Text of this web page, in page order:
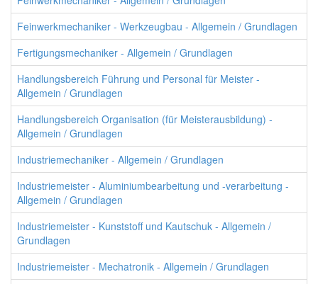
Feinwerkmechaniker - Werkzeugbau - Allgemein / Grundlagen
Fertigungsmechaniker - Allgemein / Grundlagen
Handlungsbereich Führung und Personal für Meister -
Allgemein / Grundlagen
Handlungsbereich Organisation (für Meisterausbildung) -
Allgemein / Grundlagen
Industriemechaniker - Allgemein / Grundlagen
Industriemeister - Aluminiumbearbeitung und -verarbeitung -
Allgemein / Grundlagen
Industriemeister - Kunststoff und Kautschuk - Allgemein /
Grundlagen
Industriemeister - Mechatronik - Allgemein / Grundlagen